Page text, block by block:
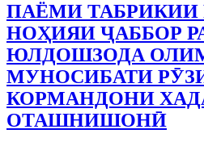
ПАЁМИ ТАБРИКИИ
НОҲИЯИ ҶАББОР
ЮЛДОШЗОДА
МУНОСИБАТИ
КОРМАНДОНИ
ОТАШНИШОНӢ